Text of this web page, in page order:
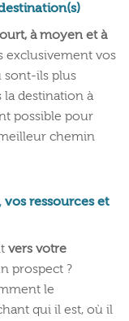
à moyen et à
exclusivement vos
sont-ils plus
la destination à
possible pour
chemin
ressources et
vers votre
prospect ?
le
qui il est, où il